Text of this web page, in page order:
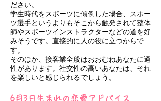
ださい。
学生時代をスポーツに傾倒した場合、スポー
ツ選手というよりもそこから触発されて整体
師やスポーツインストラクターなどの道を好
みそうです。直接的に人の役に立つからで
す。
そのほか、接客業全般はおおむねあなたに適
性があります。社交性の高いあなたは、それ
を楽しいと感じられるでしょう。
6月3日生まれの恋愛アドバイス